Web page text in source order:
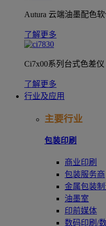
Autura 云端油墨配色
了解更多
Ci7x00系列台式色差仪
了解更多
行业及应用
主要行业
包装印刷
商业印刷
包装服务商
金属包装
油墨室
印前媒体
数码印刷/